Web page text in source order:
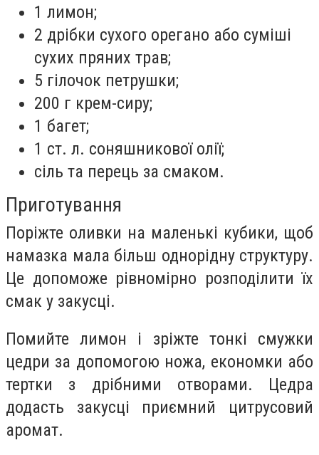
1 лимон;
2 дрібки сухого орегано або суміші
сухих пряних трав;
5 гілочок петрушки;
200 г крем-сиру;
1 багет;
1 ст. л. соняшникової олії;
сіль та перець за смаком.
Приготування
Поріжте оливки на маленькі кубики, щоб
намазка мала більш однорідну структуру.
Це допоможе рівномірно розподілити їх
смак у закусці.
Помийте лимон і зріжте тонкі смужки
цедри за допомогою ножа, економки або
тертки з дрібними отворами. Цедра
додасть закусці приємний цитрусовий
аромат.